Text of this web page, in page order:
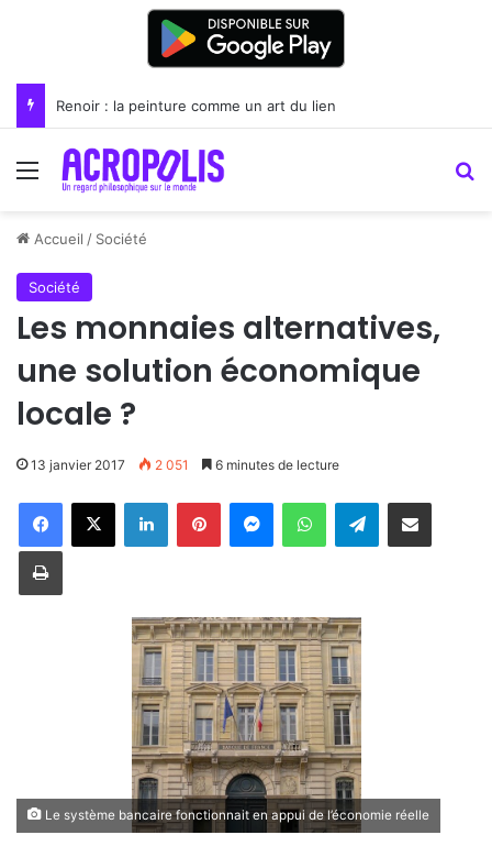
Florence et l’Académie néoplatonicienne
Menu
Accueil / Société
Société
Les monnaies alternatives,
une solution économique
locale ?
13 janvier 2017 2 051 6 minutes de lecture
LinkedinPinterestMessengerWhatsAppTelegramPartager par email
Imprimer
Le système bancaire fonctionnait en appui de l’économie réelle